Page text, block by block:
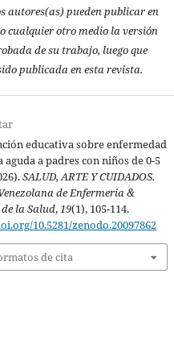
autores(as) pueden publicar en
cualquier otro medio la versión
de su trabajo, luego que
publicada en esta revista.
educativa sobre enfermedad
aguda a padres con niños de 0-5
SALUD, ARTE Y CUIDADOS.
de Enfermeria &
la Salud,19(1), 105-114.
10.5281/zenodo.20097862
de cita